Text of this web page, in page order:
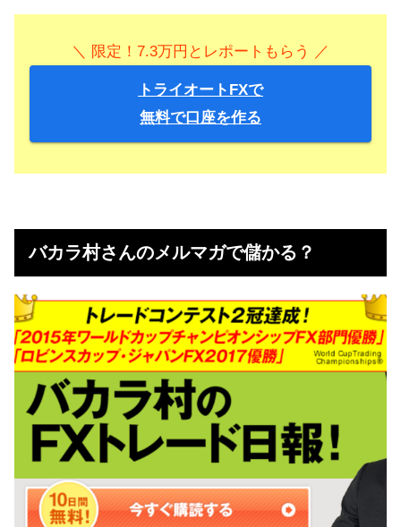
＼ 限定！7.3万円とレポートもらう ／
トライオートFXで
無料で口座を作る
バカラ村さんのメルマガで儲かる？